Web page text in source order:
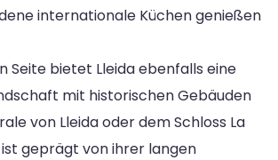
internationale Küchen genießen
Seite bietet Lleida ebenfalls eine
mit historischen Gebäuden
von Lleida oder dem Schloss La
ist geprägt von ihrer langen